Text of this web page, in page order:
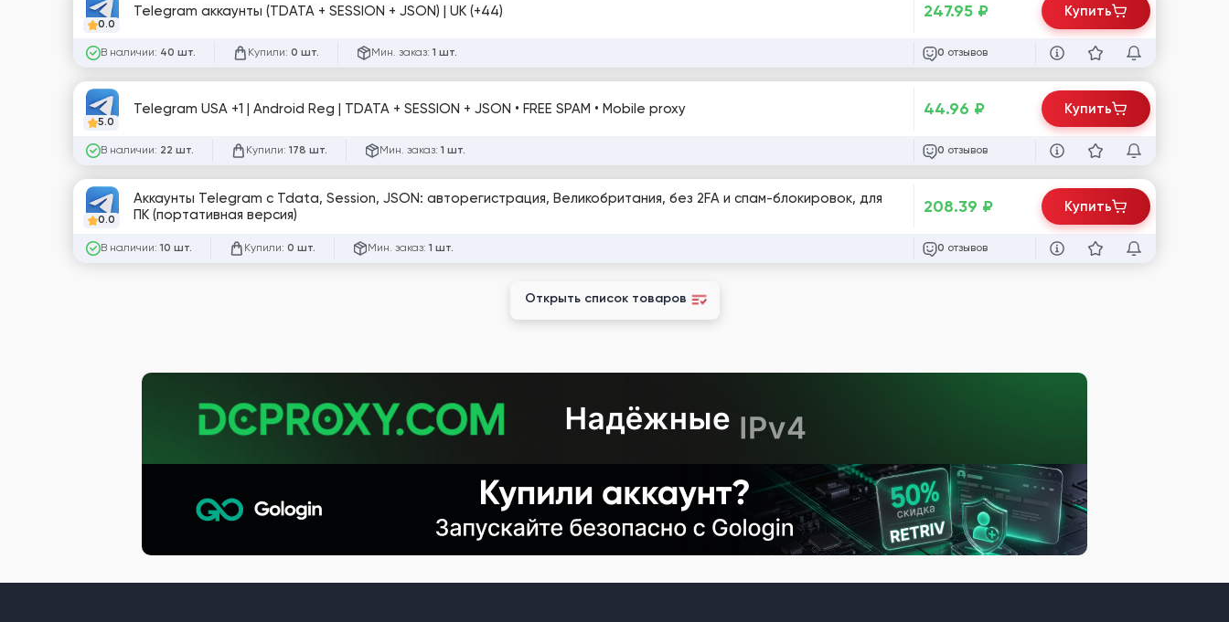
0.0
Telegram аккаунты (TDATA + SESSION + JSON) | UK (+44)
В наличии: 40 шт. Купили: 0 шт. Мин. заказ: 1 шт.
247.95 ₽
0 отзывов
Купить
5.0
Telegram USA +1 | Android Reg | TDATA + SESSION + JSON • FREE SPAM • Mobile proxy
В наличии: 22 шт. Купили: 178 шт. Мин. заказ: 1 шт.
44.96 ₽
0 отзывов
Купить
0.0
Аккаунты Telegram с Tdata, Session, JSON: авторегистрация, Великобритания, без 2FA и спам-блокировок, для
ПК (портативная версия)
В наличии: 10 шт. Купили: 0 шт. Мин. заказ: 1 шт.
208.39 ₽
0 отзывов
Купить
Открыть список товаров